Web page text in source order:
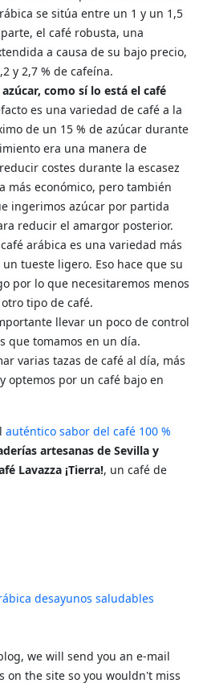
se sitúa entre un 1 y un 1,5
el café robusta, una
a causa de su bajo precio,
y 2,7 % de cafeína.
como sí lo está el café
es una variedad de café a la
de un 15 % de azúcar durante
era una manera de
costes durante la escasez
más económico, pero también
ingerimos azúcar por partida
reducir el amargor posterior.
café arábica es una variedad más
tueste ligero. Eso hace que su
por lo que necesitaremos menos
tipo de café.
llevar un poco de control
que tomamos en un día.
varias tazas de café al día, más
optemos por un café bajo en
auténtico sabor del café 100 %
artesanas de Sevilla y
Lavazza ¡Tierra!, un café de
desayunos saludables
we will send you an e-mail
on the site so you wouldn't miss